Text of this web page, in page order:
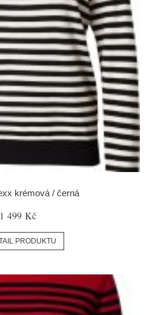
krémová / černá
1 499 Kč
PRODUKTU